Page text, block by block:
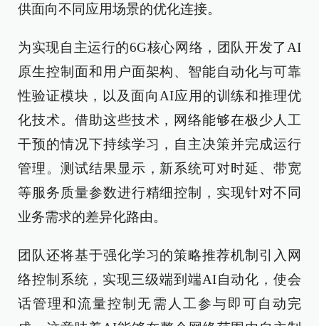
供面向不同应用场景的优化连接。
为实现自主运行的6G核心网络，团队开发了AI
原生控制面和用户面架构、智能自动化与可靠
性验证模块，以及面向AI应用的训练和推理优
化技术。借助这些技术，网络能够在极少人工
干预的情况下持续学习，自主决策并完成运行
管理。测试结果显示，新系统可对时延、带宽
等服务质量参数进行精细控制，实现针对不同
业务需求的差异化路由。
团队还将基于强化学习的策略推荐机制引入网
络控制系统，实现三级端到端AI自动化，使会
话管理和流量控制无需人工参与即可自动完